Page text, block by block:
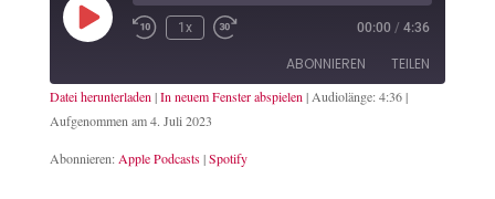
Play
Episode
1x 00:00 / 4:36
ABONNIEREN TEILEN
Apple Podcasts
RSS FEED
TEILEN
Datei herunterladen |In neuem Fenster abspielen | Audiolänge: 4:36|
Aufgenommen am 4. Juli 2023
Abonnieren: Apple Podcasts|Spotify